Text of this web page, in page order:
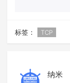
标签： TCP
纳米